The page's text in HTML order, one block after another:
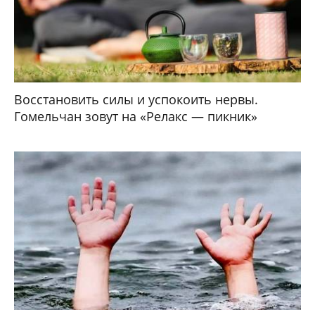
Восстановить силы и успокоить нервы.
Гомельчан зовут на «Релакс — пикник»